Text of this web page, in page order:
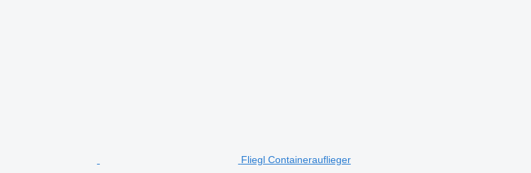
Fliegl Containerauflieger